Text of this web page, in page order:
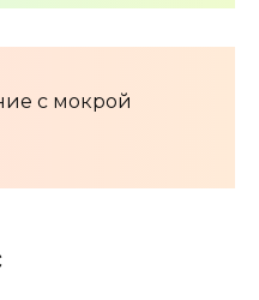
с мокрой